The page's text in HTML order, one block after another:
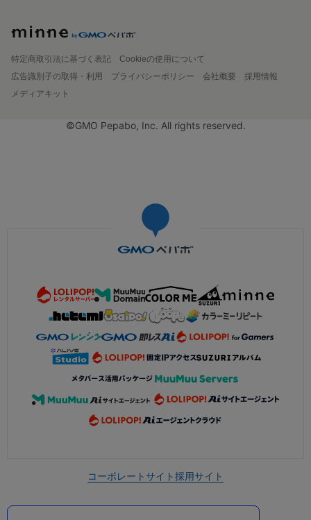
特定商取引法に基づく表記
Cookieの使用について
広告識別子の取得・利用
プライバシーポリシー 会社概要
採用情報
メディアキット
©GMO Pepabo, Inc. All rights reserved.
コーポレートサイト採用サイト